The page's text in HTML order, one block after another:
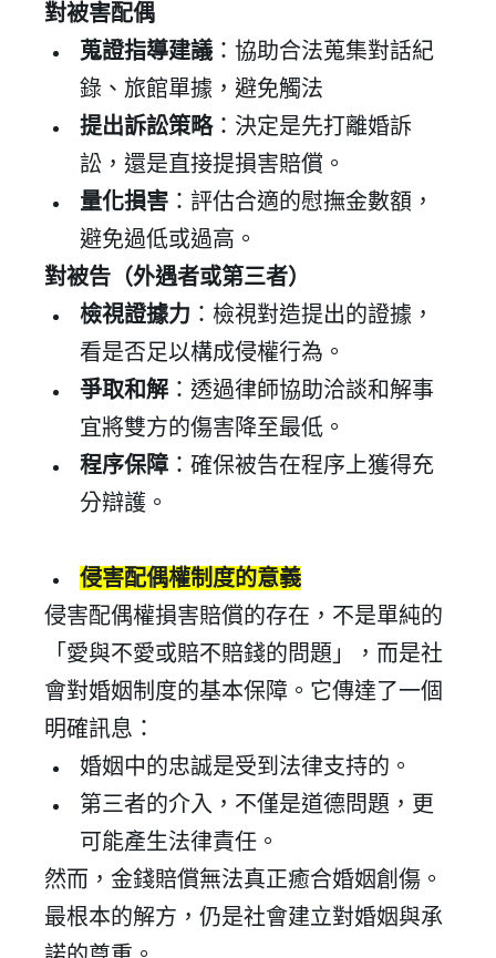
對被害配偶
蒐證指導建議 ：協助合法蒐集對話紀
錄、旅館單據，避免觸法
提出訴訟策略：決定是先打離婚訴
訟，還是直接提損害賠償。
量化損害 ：評估合適的慰撫金數額，
避免過低或過高。
對被告（外遇者或第三者）
檢視證據力 ：檢視對造提出的證據，
看是否足以構成侵權行為。
爭取和解 ：透過律師協助洽談和解事
宜將雙方的傷害降至最低。
程序保障 ：確保被告在程序上獲得充
分辯護。
侵害配偶權制度的意義
侵害配偶權損害賠償的存在，不是單純的
「愛與不愛或賠不賠錢的問題」，而是社
會對婚姻制度的基本保障。它傳達了一個
明確訊息：
婚姻中的忠誠是受到法律支持的。
第三者的介入，不僅是道德問題，更
可能產生法律責任。
然而，金錢賠償無法真正癒合婚姻創傷。
最根本的解方，仍是社會建立對婚姻與承